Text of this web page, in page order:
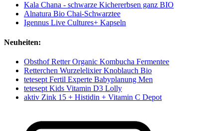
Kala Chana - schwarze Kichererbsen ganz BIO
Alnatura Bio Chai-Schwarztee
Igennus Live Cultures+ Kapseln
Neuheiten:
Obsthof Retter Organic Kombucha Fermentee
Retterchen Wurzelelixier Knoblauch Bio
tetesept Fertil Experte Babyplanung Men
tetesept Kids Vitamin D3 Lolly
aktiv Zink 15 + Histidin + Vitamin C Depot